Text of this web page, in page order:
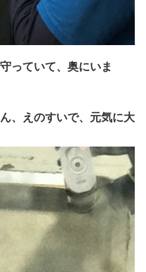
っていて、奥にいま
、えのすいで、元気に大